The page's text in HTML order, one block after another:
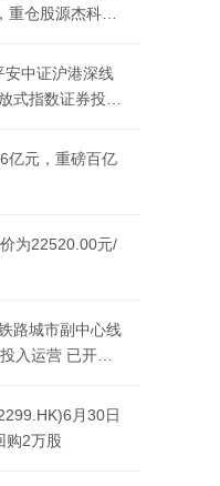
重仓股源杰科
安中证沪港深线
式指数证券投资
亿元，重磅百亿
为22520.00元/
路城市副中心线
入运营 已开启
月30日
购2万股